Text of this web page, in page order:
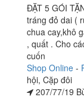
ĐẶT 5 GÓI
tráng đỏ dai (
chua cay,khô
, quất . Cho
cuốn
Shop Online -
hội, Cặp đôi
207/77/19